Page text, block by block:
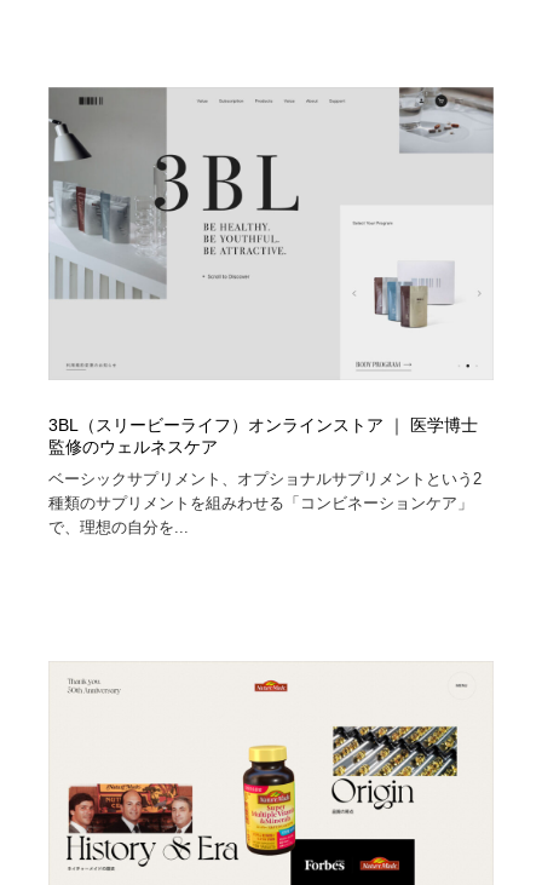
3BL（スリービーライフ）オンラインストア ｜ 医学博士
監修のウェルネスケア
ベーシックサプリメント、オプショナルサプリメントという2
種類のサプリメントを組みわせる「コンビネーションケア」
で、理想の自分を...